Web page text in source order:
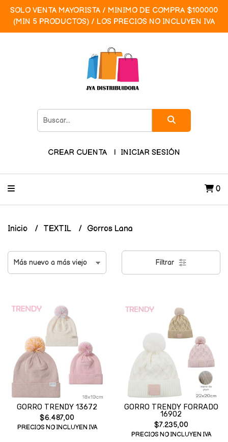
SOLO VENTA MAYORISTA / MINIMO DE COMPRA $100000
(MIN 5 PRODUCTOS) / LOS PRECIOS NO INCLUYEN IVA
CREAR CUENTA INICIAR SESIÓN
0
Inicio TEXTIL Gorros Lana
Filtrar
GORRO TRENDY 13672
$6.487,00
PRECIOS NO INCLUYEN IVA
GORRO TRENDY FORRADO
16902
$7.235,00
PRECIOS NO INCLUYEN IVA